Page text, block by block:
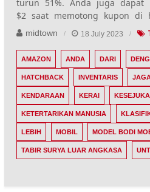
turun 51%. Anda juga dapat
$2 saat memotong kupon di
midtown 18 July 2023
AMAZON ANDA DARI
HATCHBACK INVENTARIS
KENDARAAN KERAI
KETERTARIKAN MANUSIA
LEBIH MOBIL MODEL BODI
TABIR SURYA LUAR ANGKASA